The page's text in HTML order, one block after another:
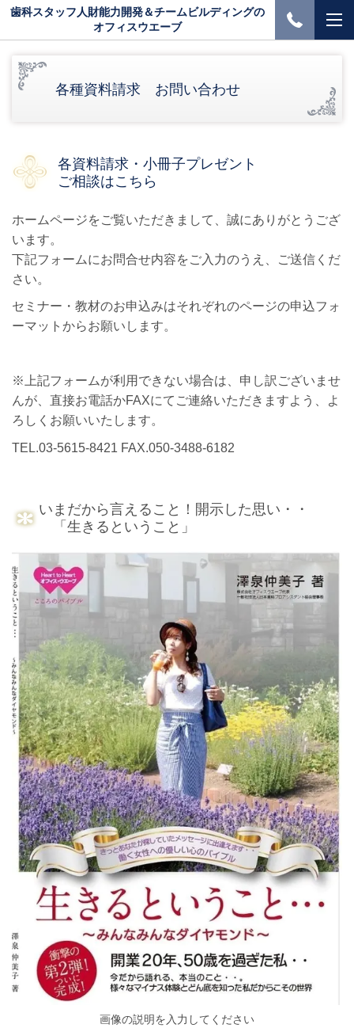
歯科スタッフ人財能力開発＆チームビルディングの
オフィスウエーブ
各種資料請求 お問い合わせ
各資料請求・小冊子プレゼント
ご相談はこちら
ホームページをご覧いただきまして、誠にありがとうござ
います。
下記フォームにお問合せ内容をご入力のうえ、ご送信くだ
さい。
セミナー・教材のお申込みはそれぞれのページの申込フォ
ーマットからお願いします。
※上記フォームが利用できない場合は、申し訳ございませ
んが、直接お電話かFAXにてご連絡いただきますよう、よ
ろしくお願いいたします。
TEL.03-5615-8421 FAX.050-3488-6182
いまだから言えること！開示した思い・・
「生きるということ」
画像の説明を入力してください